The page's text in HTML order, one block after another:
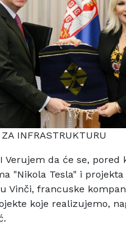
INFRASTRUKTURU
Verujem da će se, pored
"Nikola Tesla" i projekta
Vinči, francuske
koje realizujemo,